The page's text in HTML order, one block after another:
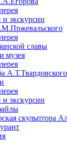
экскурсии
славы
музея
А.Т.Твардовского
экскурсии
скульптора